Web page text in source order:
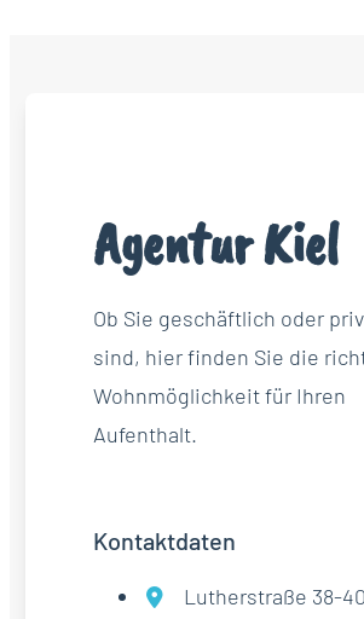
Agentur Kiel
Ob Sie geschäftlich oder
sind, hier finden Sie die
Wohnmöglichkeit für Ihren
Aufenthalt.
Kontaktdaten
Lutherstraße 38-40